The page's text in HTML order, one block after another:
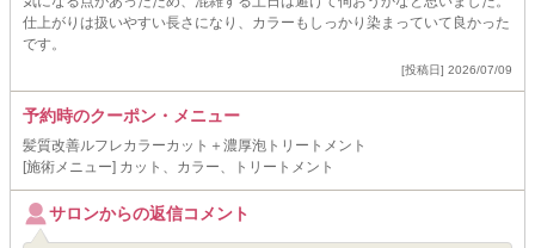
仕上がりは扱いやすい長さになり、カラーもしっかり染まっていて良かった
です。
[投稿日] 2026/07/09
予約時のクーポン・メニュー
髪質改善ルフレカラーカット＋濃厚泡トリートメント
[施術メニュー] カット、カラー、トリートメント
サロンからの返信コメント